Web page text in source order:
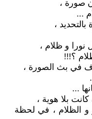
صورة ،
...
،
نورا و ظلام ،
؟!!!
في بث الصورة ،
...
بلا هوية ،
و الظلام ، في لحظة